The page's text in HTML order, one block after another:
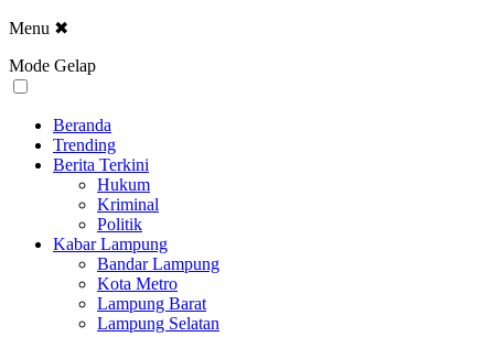
Menu ✖
Mode Gelap
Beranda
Trending
Berita Terkini
Hukum
Kriminal
Politik
Kabar Lampung
Bandar Lampung
Kota Metro
Lampung Barat
Lampung Selatan